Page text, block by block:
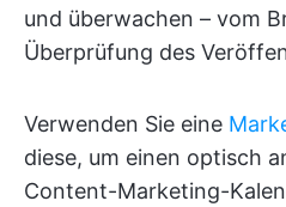
und überwachen – vom
Überprüfung des
Verwenden Sie eine
diese, um einen optisch
Content-Marketing-